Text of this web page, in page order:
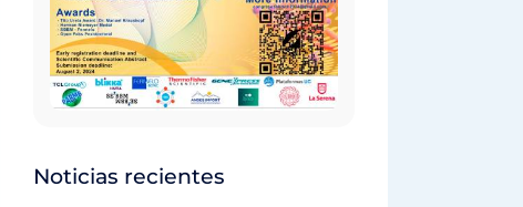
Noticias recientes